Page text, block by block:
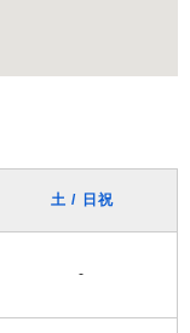
土 / 日祝
-